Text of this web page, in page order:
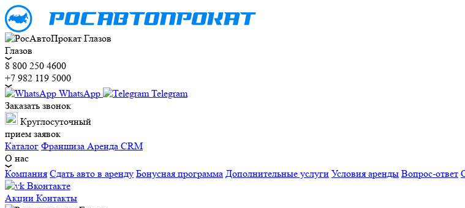
Глазов
8 800 250 4600
+7 982 119 5000
WhatsApp
Telegram
Заказать звонок
Круглосуточный
прием заявок
Каталог Франшиза Аренда CRM
О нас
Компания Сдать авто в аренду Бонусная программа Дополнительные услуги Условия аренды Вопрос-ответ
Вконтакте
Акции Контакты